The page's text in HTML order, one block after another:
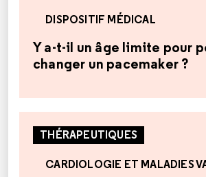
DISPOSITIF MÉDICAL
Y a-t-il un âge limite pour
changer un pacemaker ?
THÉRAPEUTIQUES
CARDIOLOGIE ET MALADIES